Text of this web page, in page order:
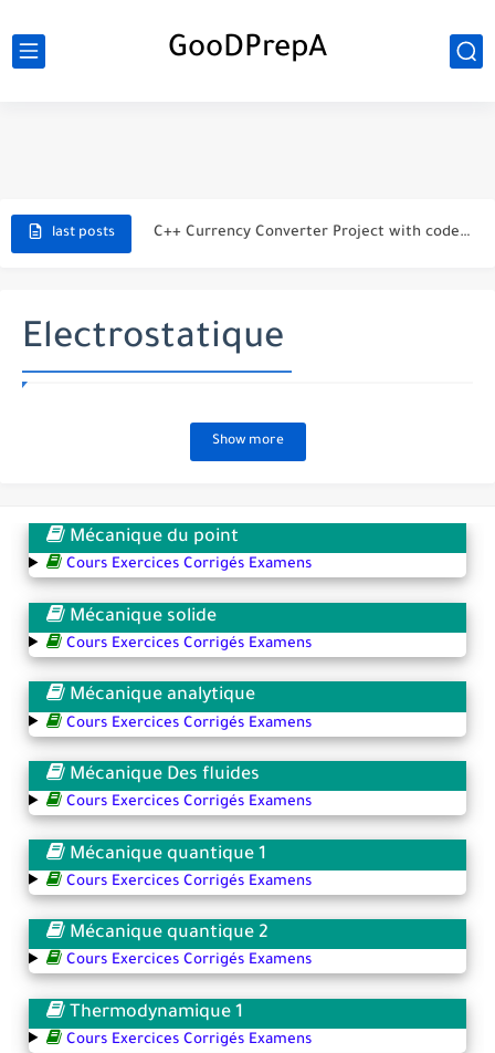
GooDPrepA
last posts C++ Currency Converter Project with code source
Chute libre verticale d’un solide
Electrostatique
Show more
Mécanique du point
Cours Exercices Corrigés Examens
Mécanique solide
Cours Exercices Corrigés Examens
Mécanique analytique
Cours Exercices Corrigés Examens
Mécanique Des fluides
Cours Exercices Corrigés Examens
Mécanique quantique 1
Cours Exercices Corrigés Examens
Mécanique quantique 2
Cours Exercices Corrigés Examens
Thermodynamique 1
Cours Exercices Corrigés Examens